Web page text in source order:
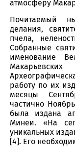
атмосферу
Почитаемый
делания,
пчела,
Собранные
именование
работу по их
месяцы
частично
была издана
Минеи. «На
уникальных
[4]. Его